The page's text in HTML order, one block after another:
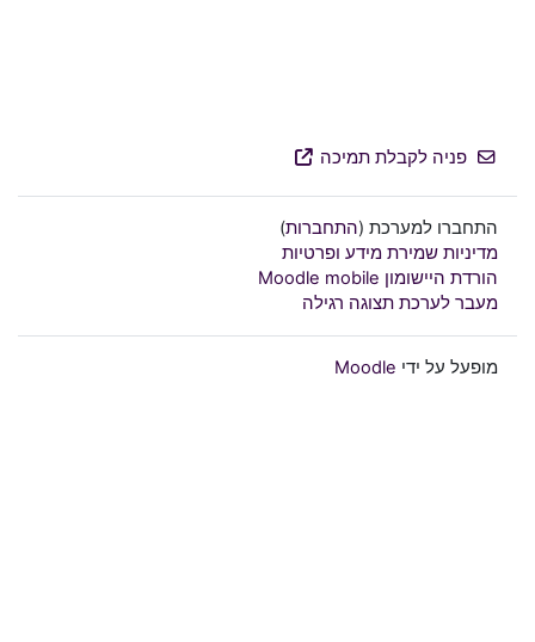
פניה לקבלת תמיכה
התחברו למערכת (התחברות)
מדיניות שמירת מידע ופרטיות
הורדת היישומון Moodle mobile
מעבר לערכת תצוגה רגילה
מופעל על ידי Moodle